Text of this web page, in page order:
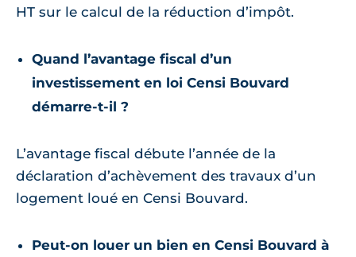
HT sur le calcul de la réduction d’impôt.
Quand l’avantage fiscal d’un
investissement en loi Censi Bouvard
démarre-t-il ?
L’avantage fiscal débute l’année de la
déclaration d’achèvement des travaux d’un
logement loué en Censi Bouvard.
Peut-on louer un bien en Censi Bouvard à